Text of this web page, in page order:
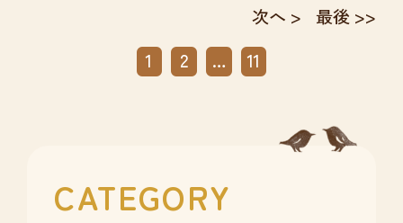
1 2 … 11
次へ > 最後 >>
CATEGORY